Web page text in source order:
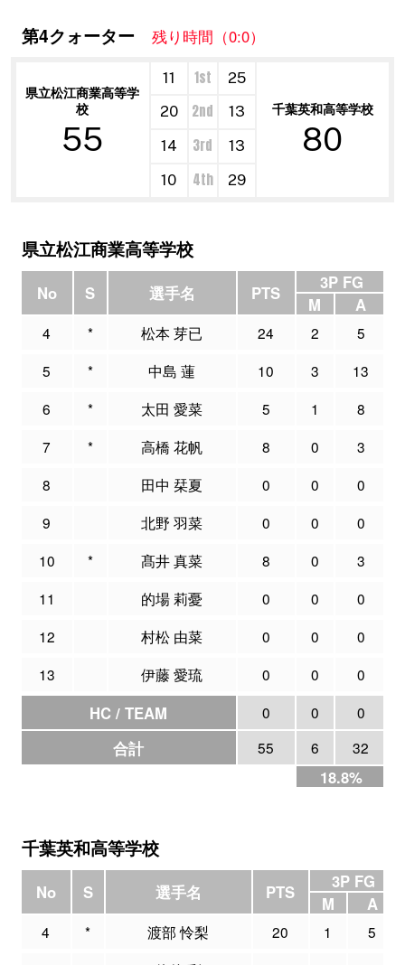
第4クォーター 残り時間（0:0）
県立松江商業高等学
校
55
11 1st
25
千葉英和高等学校
80
20 2nd
13
14
3rd
13
10
4th 29
県立松江商業高等学校
No S 選手名 PTS
3P FG
M
A
4 * 松本 芽已 24 2
5
5
* 中島 蓮 10 3
13
6
* 太田 愛菜 5 1
8
7
* 高橋 花帆 8 0
3
8
田中 栞夏 0 0
0
9
北野 羽菜 0 0
0
10
* 髙井 真菜 8 0
3
11
的場 莉憂 0 0
0
12
村松 由菜 0 0
0
13
伊藤 愛琉 0 0 0
HC / TEAM 0 0 0
合計 55 6 32
18.8%
千葉英和高等学校
No S 選手名 PTS
3P FG
M
A
4 * 渡部 怜梨 20 1
5